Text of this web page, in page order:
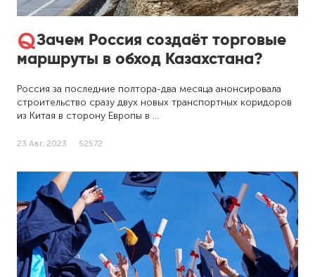
Зачем Россия создаёт торговые
маршруты в обход Казахстана?
Россия за последние полтора-два месяца анонсировала
строительство сразу двух новых транспортных коридоров
из Китая в сторону Европы в …
23 Авг, 2023 52572